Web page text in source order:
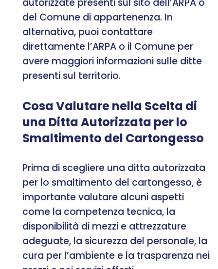
del Comune di appartenenza. In
alternativa, puoi contattare
direttamente l’ARPA o il Comune per
avere maggiori informazioni sulle ditte
presenti sul territorio.
Cosa Valutare nella Scelta di
una Ditta Autorizzata per lo
Smaltimento del Cartongesso
Prima di scegliere una ditta autorizzata
per lo smaltimento del cartongesso, è
importante valutare alcuni aspetti
come la competenza tecnica, la
disponibilità di mezzi e attrezzature
adeguate, la sicurezza del personale, la
cura per l’ambiente e la trasparenza nei